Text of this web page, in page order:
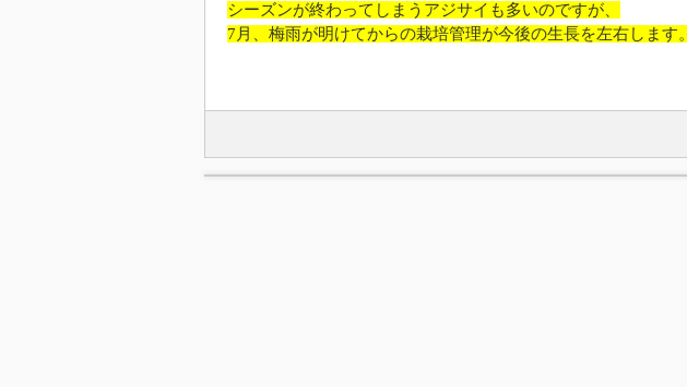
シーズンが終わってしまうアジサイも多いのですが、
7月、梅雨が明けてからの栽培管理が今後の生長を左右します。